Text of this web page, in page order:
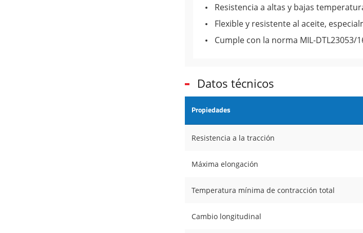
Resistencia a altas y bajas
Flexible y resistente al aceite,
Cumple con la norma MIL-DTL23053/
Datos técnicos
Propiedades
Resistencia a la tracción
Máxima elongación
Temperatura mínima de contracción total
Cambio longitudinal